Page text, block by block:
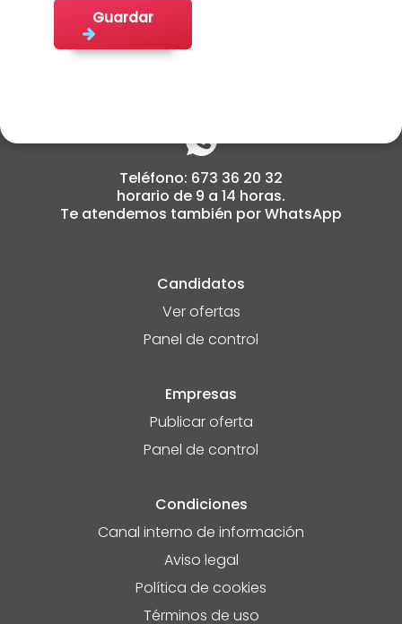
cabildoemplea@fifede.org
Teléfono: 673 36 20 32
horario de 9 a 14 horas.
Te atendemos también por WhatsApp
Candidatos
Ver ofertas
Panel de control
Empresas
Publicar oferta
Panel de control
Condiciones
Canal interno de información
Aviso legal
Política de cookies
Términos de uso
Guardar